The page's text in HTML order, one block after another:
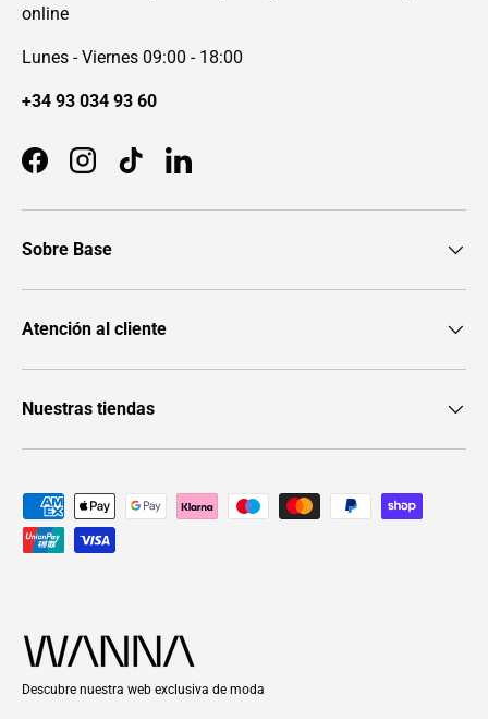
online
Lunes - Viernes 09:00 - 18:00
+34 93 034 93 60
FacebookInstagramTikTokLinkedIn
Sobre Base
Atención al cliente
Nuestras tiendas
Formas de pago aceptadas
Descubre nuestra web exclusiva de moda